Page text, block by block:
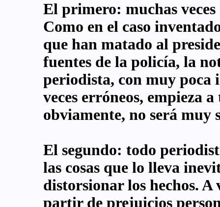
El primero: muchas veces
Como en el caso
que han matado al
fuentes de la policía, la
periodista, con muy poca
veces erróneos, empieza
obviamente, no será muy
El segundo: todo
las cosas que lo lleva
distorsionar los hechos.
partir de prejuicios